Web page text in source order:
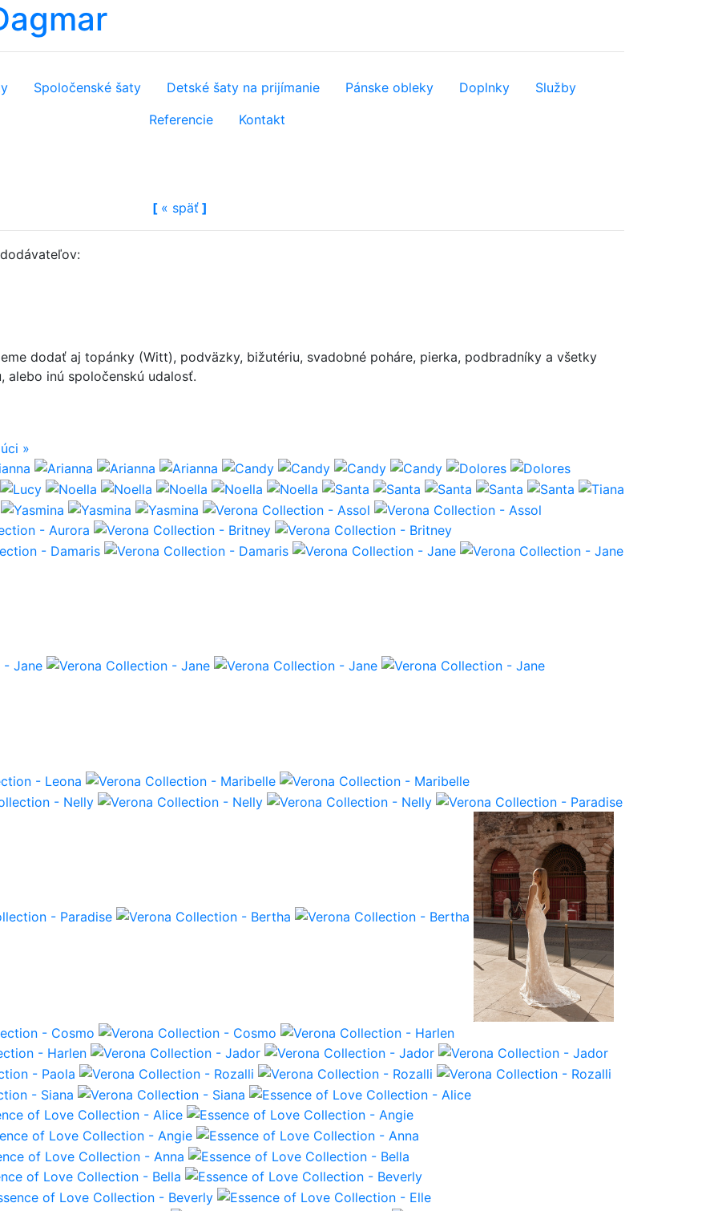
Spoločenské šaty Detské šaty na prijímanie Pánske obleky Doplnky
Služby
Referencie
Kontakt
[ « späť]
dodať aj topánky (Witt), podväzky, bižutériu, svadobné poháre, pierka, podbradníky a všetky
alebo inú spoločenskú udalosť.
»